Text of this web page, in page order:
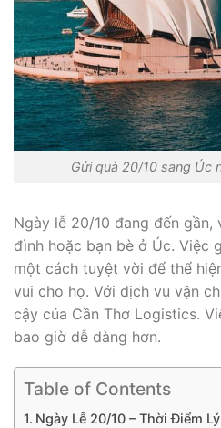
Gửi quà 20/10 sang Úc
Ngày lễ 20/10 đang đến gần,
đình hoặc bạn bè ở Úc. Việc
một cách tuyệt vời để thể
vui cho họ. Với dịch vụ vận
cậy của Cần Thơ Logistics.
bao giờ dễ dàng hơn.
Table of Contents
Ngày Lễ 20/10 – Thời Điểm